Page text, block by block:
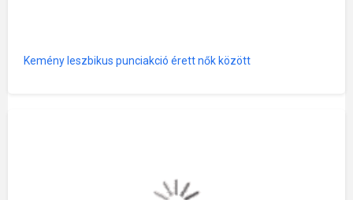
Kemény leszbikus punciakció érett nők között